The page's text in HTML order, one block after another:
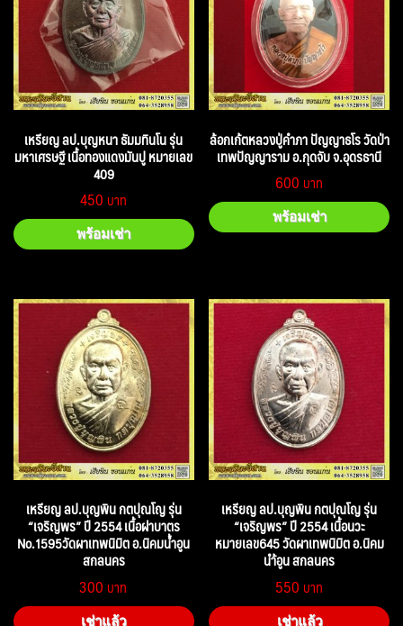
เหรียญ ลป.บุญหนา ธัมมทินโน รุ่น
มหาเศรษฐี เนื้อทองแดงมันปู หมายเลข
409
450
พร้อมเช่า
ล้อกเก้ตหลวงปู่คำภา ปัญญาธโร วัดป่า
เทพปัญญาราม อ.กุดจับ จ.อุดรธานี
600
พร้อมเช่า
เหรียญ ลป.บุญพิน กตปุณโญ รุ่น
“เจริญพร” ปี 2554 เนื้อฝาบาตร
No.1595วัดผาเทพนิมิต อ.นิคมน้ำอูน
สกลนคร
300
เช่าแล้ว
เหรียญ ลป.บุญพิน กตปุณโญ รุ่น
“เจริญพร” ปี 2554 เนื้อนวะ
หมายเลข645 วัดผาเทพนิมิต อ.นิคม
นำ้อูน สกลนคร
550
เช่าแล้ว